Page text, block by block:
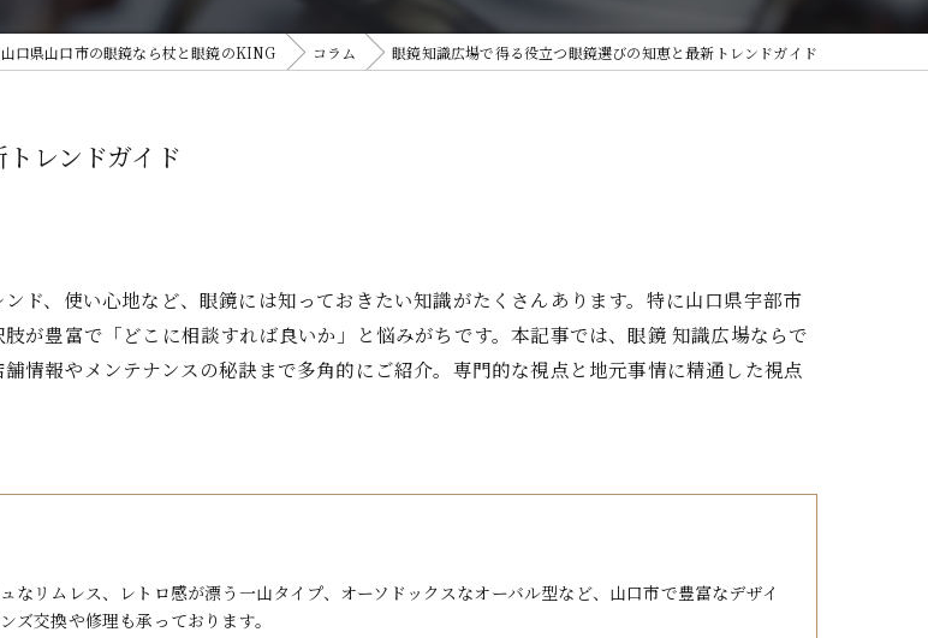
山口県山口市の眼鏡なら杖と眼鏡のKING コラム 眼鏡知識広場で得る役立つ眼鏡選びの知恵と最新トレンドガイド
レンドガイド
ド、使い心地など、眼鏡には知っておきたい知識がたくさんあります。特に山口県宇部市
が豊富で「どこに相談すれば良いか」と悩みがちです。本記事では、眼鏡 知識広場ならで
情報やメンテナンスの秘訣まで多角的にご紹介。専門的な視点と地元事情に精通した視点
なリムレス、レトロ感が漂う一山タイプ、オーソドックスなオーバル型など、山口市で豊富なデザイ
ズ交換や修理も承っております。